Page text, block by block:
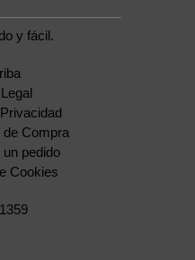
y fácil.
Compra
pedido
Cookies